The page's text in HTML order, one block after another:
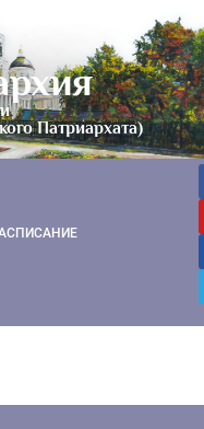
Патриархата)